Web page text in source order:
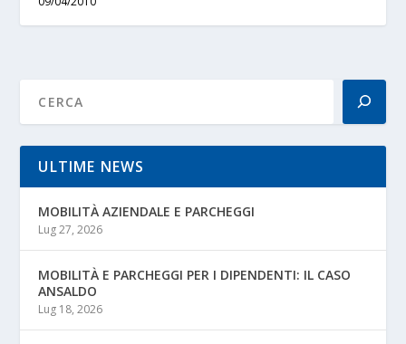
ULTIME NEWS
MOBILITÀ AZIENDALE E PARCHEGGI
Lug 27, 2026
MOBILITÀ E PARCHEGGI PER I DIPENDENTI: IL CASO
ANSALDO
Lug 18, 2026